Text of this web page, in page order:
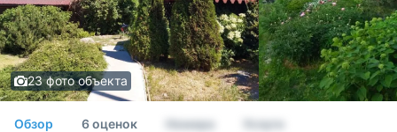
23 фото объекта
Обзор Номера
6 оценок Услуги